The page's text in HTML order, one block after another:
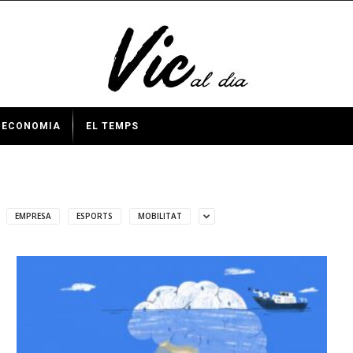
ECONOMIA EL TEMPS
EMPRESA ESPORTS MOBILITAT